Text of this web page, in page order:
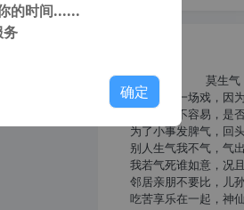
莫生气
人生就像一场戏，因
相扶到老不容易，是
为了小事发脾气，回
别人生气我不气，气
我若气死谁如意，况
邻居亲朋不要比，儿
吃苦享乐在一起，神
的时间......
务
确定